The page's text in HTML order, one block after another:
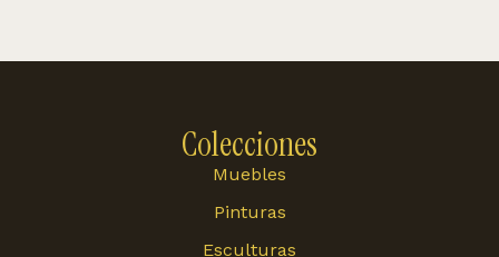
Colecciones
Muebles
Pinturas
Esculturas